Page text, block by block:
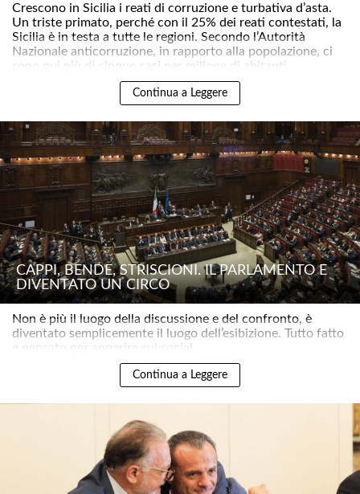
Crescono in Sicilia i reati di corruzione e turbativa d’asta.
Un triste primato, perché con il 25% dei reati contestati, la
Sicilia è in testa a tutte le regioni. Secondo l’Autorità
Nazionale anticorruzione, in rapporto alla popolazione, ci
sono qui più di cinque casi per milione di abitanti..
Continua a Leggere
CAPPI, BENDE, STRISCIONI. IL PARLAMENTO È
DIVENTATO UN CIRCO
Non è più il luogo della discussione e del confronto, è
diventato semplicemente il luogo dell’esibizione. Tutto fatto
e pensato per apparire sui social..
Continua a Leggere